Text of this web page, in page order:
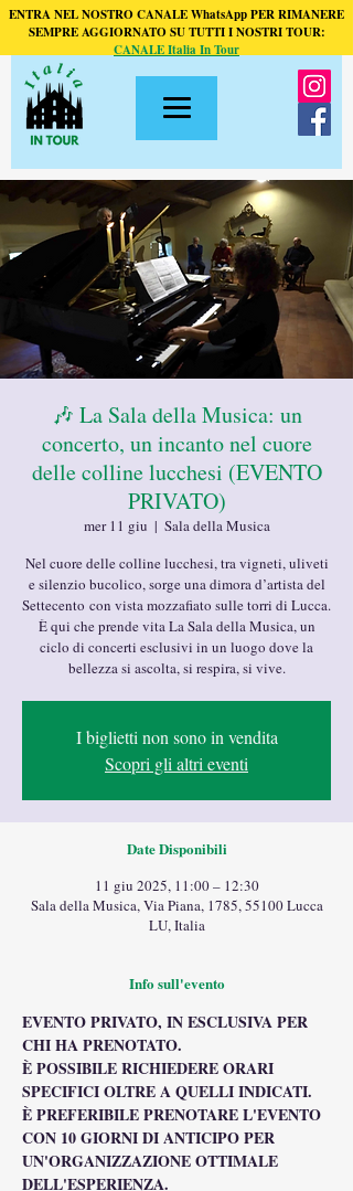
ENTRA NEL NOSTRO CANALE WhatsApp PER RIMANERE
SEMPRE AGGIORNATO SU TUTTI I NOSTRI TOUR:
CANALE Italia In Tour
🎶 La Sala della Musica: un
concerto, un incanto nel cuore
delle colline lucchesi (EVENTO
PRIVATO)
mer 11 giu
  |
Sala della Musica
Nel cuore delle colline lucchesi, tra vigneti, uliveti
e silenzio bucolico, sorge una dimora d’artista del
Settecento con vista mozzafiato sulle torri di Lucca.
È qui che prende vita La Sala della Musica, un
ciclo di concerti esclusivi in un luogo dove la
bellezza si ascolta, si respira, si vive.
I biglietti non sono in vendita
Scopri gli altri eventi
Date Disponibili
11 giu 2025, 11:00 – 12:30
Sala della Musica, Via Piana, 1785, 55100 Lucca
LU, Italia
Info sull'evento
EVENTO PRIVATO, IN ESCLUSIVA PER
CHI HA PRENOTATO.
È POSSIBILE RICHIEDERE ORARI
SPECIFICI OLTRE A QUELLI INDICATI.
È PREFERIBILE PRENOTARE L'EVENTO
CON 10 GIORNI DI ANTICIPO PER
UN'ORGANIZZAZIONE OTTIMALE
DELL'ESPERIENZA.